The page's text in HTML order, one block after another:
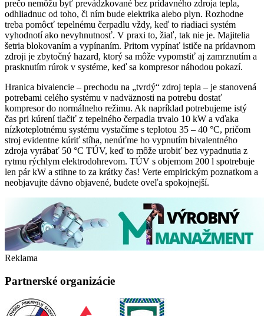
prečo nemôžu byť prevádzkované bez prídavného zdroja tepla,
odhliadnuc od toho, či ním bude elektrika alebo plyn. Rozhodne
treba pomôcť tepelnému čerpadlu vždy, keď to riadiaci systém
vyhodnotí ako nevyhnutnosť. V praxi to, žiaľ, tak nie je. Majitelia
šetria blokovaním a vypínaním. Pritom vypínať ističe na prídavnom
zdroji je zbytočný hazard, ktorý sa môže vypomstiť aj zamrznutím a
prasknutím rúrok v systéme, keď sa kompresor náhodou pokazí.
Hranica bivalencie – prechodu na „tvrdý“ zdroj tepla – je stanovená
potrebami celého systému v nadväznosti na potrebu dostať
kompresor do normálneho režimu. Ak napríklad potrebujeme istý
čas pri kúrení tlačiť z tepelného čerpadla trvalo 10 kW a vďaka
nízkoteplotnému systému vystačíme s teplotou 35 – 40 °C, pričom
stroj evidentne kúriť stíha, nenúťme ho vypnutím bivalentného
zdroja vyrábať 50 °C TÚV, keď to môže urobiť bez vypadnutia z
rytmu rýchlym elektrodohrevom. TÚV s objemom 200 l spotrebuje
len pár kW a stihne to za krátky čas! Verte empirickým poznatkom a
neobjavujte dávno objavené, budete oveľa spokojnejší.
Reklama
Partnerské organizácie